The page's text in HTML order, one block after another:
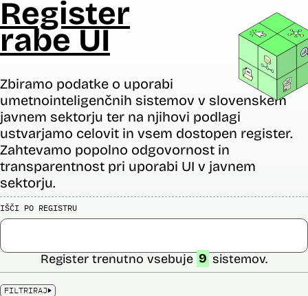
Register
rabe UI
Zbiramo podatke o uporabi
umetnointeligenčnih sistemov v slovenskem
javnem sektorju ter na njihovi podlagi
ustvarjamo celovit in vsem dostopen register.
Zahtevamo popolno odgovornost in
transparentnost pri uporabi UI v javnem
sektorju.
IŠČI PO REGISTRU
FILTRIRAJ
Register trenutno vsebuje 9 sistemov.